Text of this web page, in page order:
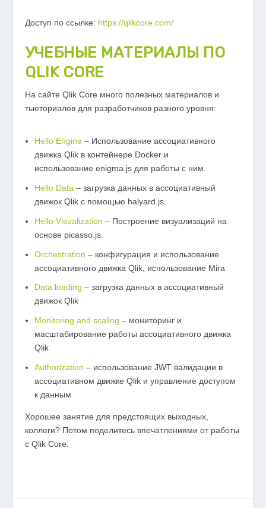
Доступ по ссылке: https://qlikcore.com/
УЧЕБНЫЕ МАТЕРИАЛЫ ПО
QLIK CORE
На сайте Qlik Core много полезных материалов и
тьюториалов для разработчиков разного уровня:
Hello Engine – Использование ассоциативного
движка Qlik в контейнере Docker и
использование enigma.js для работы с ним.
Hello Data – загрузка данных в ассоциативный
движок Qlik с помощью halyard.js.
Hello Visualization – Построение визуализаций на
основе picasso.js.
Orchestration – конфигурация и использование
ассоциативного движка Qlik, использование Mira
Data loading – загрузка данных в ассоциативный
движок Qlik
Monitoring and scaling – мониторинг и
масштабирование работы ассоциативного движка
Qlik
Authorization – использование JWT валидации в
ассоциативном движке Qlik и управление доступом
к данным
Хорошее занятие для предстоящих выходных,
коллеги? Потом поделитесь впечатлениями от работы
с Qlik Core.